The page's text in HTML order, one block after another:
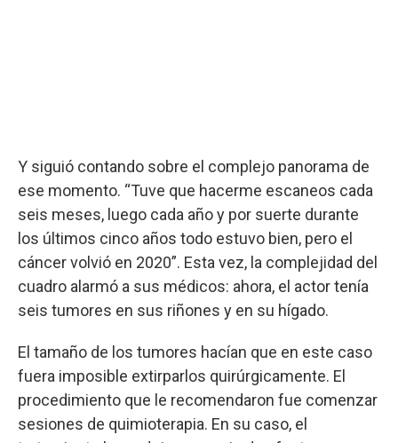
Y siguió contando sobre el complejo panorama de
ese momento. “Tuve que hacerme escaneos cada
seis meses, luego cada año y por suerte durante
los últimos cinco años todo estuvo bien, pero el
cáncer volvió en 2020”. Esta vez, la complejidad del
cuadro alarmó a sus médicos: ahora, el actor tenía
seis tumores en sus riñones y en su hígado.
El tamaño de los tumores hacían que en este caso
fuera imposible extirparlos quirúrgicamente. El
procedimiento que le recomendaron fue comenzar
sesiones de quimioterapia. En su caso, el